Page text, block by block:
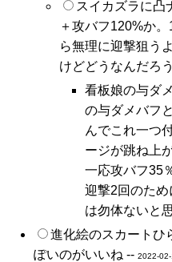
スイカズラに凸
＋攻バフ120%か
ら無理に迎撃狙う
けどどうなんだろ
看板娘の与ダ
の与ダメバフ
んでこれ一つ
ージが跳ね上
一応攻バフ35
迎撃2回のた
は勿体ないと
進化絵のスカートひ
ぽいのがいいね -- 2022-